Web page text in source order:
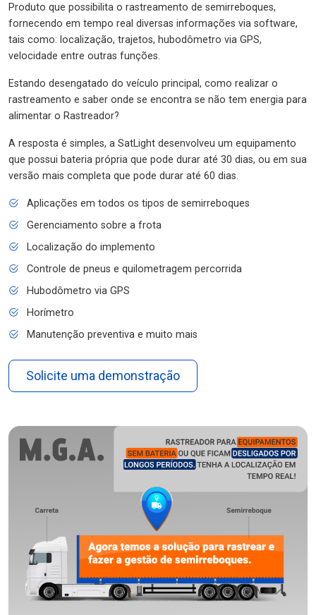
Produto que possibilita o rastreamento de semirreboques,
fornecendo em tempo real diversas informações via software,
tais como: localização, trajetos, hubodômetro via GPS,
velocidade entre outras funções.
Estando desengatado do veículo principal, como realizar o
rastreamento e saber onde se encontra se não tem energia para
alimentar o Rastreador?
A resposta é simples, a SatLight desenvolveu um equipamento
que possui bateria própria que pode durar até 30 dias, ou em sua
versão mais completa que pode durar até 60 dias.
Aplicações em todos os tipos de semirreboques
Gerenciamento sobre a frota
Localização do implemento
Controle de pneus e quilometragem percorrida
Hubodômetro via GPS
Horímetro
Manutenção preventiva e muito mais
Solicite uma demonstração